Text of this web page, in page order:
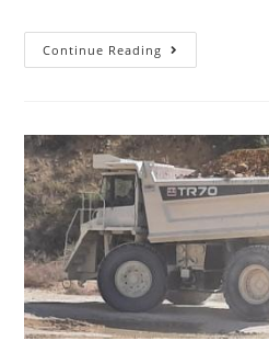
Continue Reading